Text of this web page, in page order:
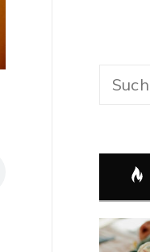
Suchen